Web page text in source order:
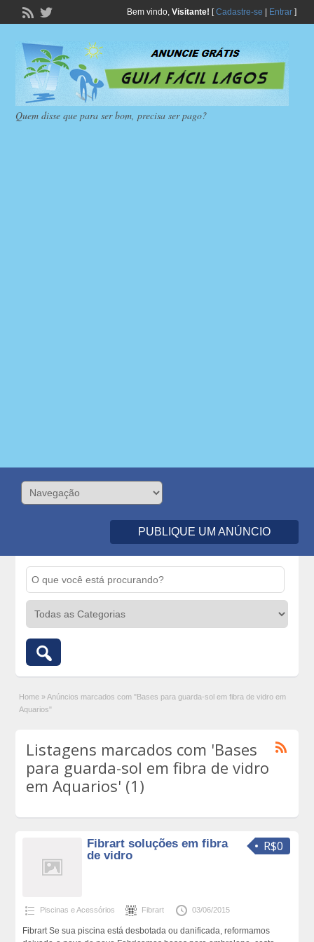
Bem vindo, Visitante! [Cadastre-se Entrar]
Quem disse que para ser bom, precisa ser pago?
PUBLIQUE UM ANÚNCIO
Home » Anúncios marcados com "Bases para guarda-sol em fibra de vidro em
Aquarios"
Listagens marcados com 'Bases
para guarda-sol em fibra de vidro
em Aquarios' (1)
R$0
Fibrart soluções em fibra
de vidro
Piscinas e Acessórios Fibrart 03/06/2015
Fibrart Se sua piscina está desbotada ou danificada, reformamos